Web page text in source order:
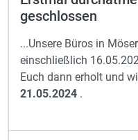
geschlossen
...Unsere Büros in
einschließlich
Euch dann erholt und
21.05.2024 .